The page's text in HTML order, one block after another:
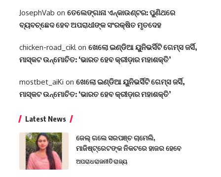
JosephVab on ତେଲେଙ୍ଗାନା ଏନ୍‌କାଉଣ୍ଟର: ପୁଣିଥରେ
ବ୍ୟବଚ୍ଛେଦ ହେବ ଅପରାଧୀଙ୍କ ସଂରକ୍ଷିତ ମୃତଦେହ
chicken-road_ciklon ଖେଲୋ ଇଣ୍ଡିଆ ୟୁନିଭର୍ସିଟି ଗେମ୍ସ ଜର୍ସି,
ମାସ୍କଟ ଉନ୍ମୋଚିତ: ‘ଭାରତ ହେବ କ୍ରୀଡ଼ାର ମହାଶକ୍ତି’
mostbet_aiKi on ଖେଲୋ ଇଣ୍ଡିଆ ୟୁନିଭର୍ସିଟି ଗେମ୍ସ ଜର୍ସି,
ମାସ୍କଟ ଉନ୍ମୋଚିତ: ‘ଭାରତ ହେବ କ୍ରୀଡ଼ାର ମହାଶକ୍ତି’
Latest News
ଜେଲ୍ ଗଲେ ସରପଞ୍ଚ ଚାମେଲି,
ମାଜିଷ୍ଟ୍ରେଟଙ୍କ ନିକଟରେ ହାଜର ହେବେ
ଅପରାଧରାଜନୀତିରାଜ୍ୟ